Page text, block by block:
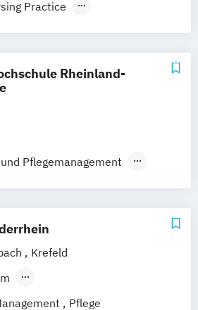
Practice
Management
Diversity in der Arbeit
und Digitalisierung
Rheinland-
Präsenzstudium
Pflegemanagement
Krefeld
Präsenzstudium
Pflege